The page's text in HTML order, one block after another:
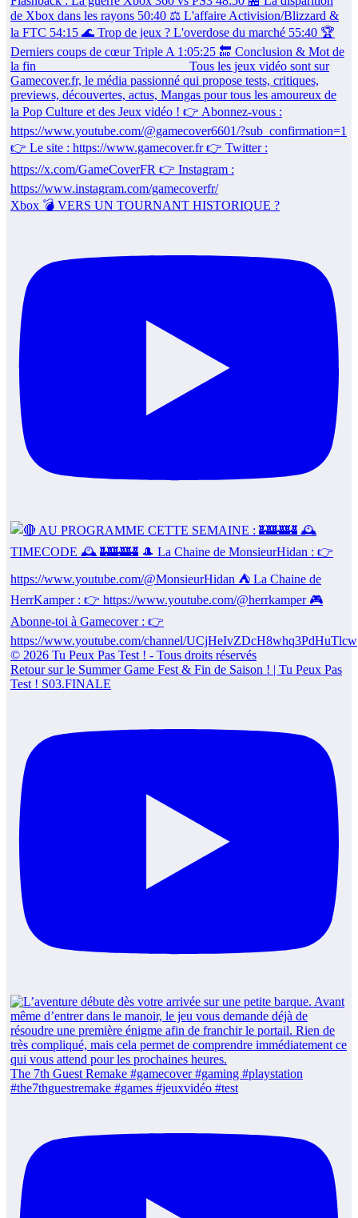
Xbox 💣 VERS UN TOURNANT HISTORIQUE ?
Retour sur le Summer Game Fest & Fin de Saison ! | Tu Peux Pas
Test ! S03.FINALE
The 7th Guest Remake #gamecover #gaming #playstation
#the7thguestremake #games #jeuxvidéo #test